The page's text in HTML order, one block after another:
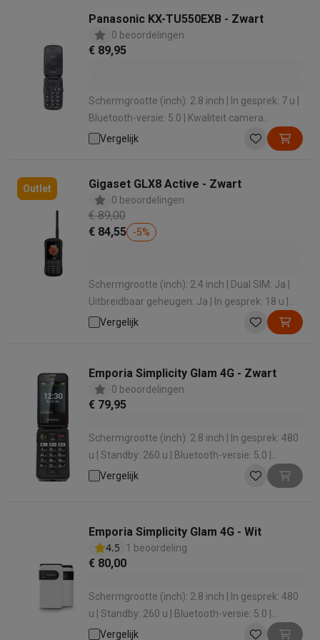
Panasonic KX-TU550EXB - Zwart
0 beoordelingen
€ 89,95
Schermgrootte (inch): 2.8 inch | In gesprek: 7 u |
Bluetooth-versie: 5.0 | Kwaliteit camera
achterkant (MP): 1.2 MP
Vergelijk
Outlet Gigaset GLX8 Active - Zwart
0 beoordelingen
€ 89,00
€ 84,55
-5%
Schermgrootte (inch): 2.4 inch | Dual SIM: Ja |
Uitbreidbaar geheugen: Ja | In gesprek: 18 u |
Standby: 576 u
Vergelijk
Emporia Simplicity Glam 4G - Zwart
0 beoordelingen
€ 79,95
Schermgrootte (inch): 2.8 inch | In gesprek: 480
u | Standby: 260 u | Bluetooth-versie: 5.0 |
Waterbestendig: Ja
Vergelijk
Emporia Simplicity Glam 4G - Wit
4.5
1 beoordeling
€ 80,00
Schermgrootte (inch): 2.8 inch | In gesprek: 480
u | Standby: 260 u | Bluetooth-versie: 5.0 |
Waterbestendig: Ja
Vergelijk